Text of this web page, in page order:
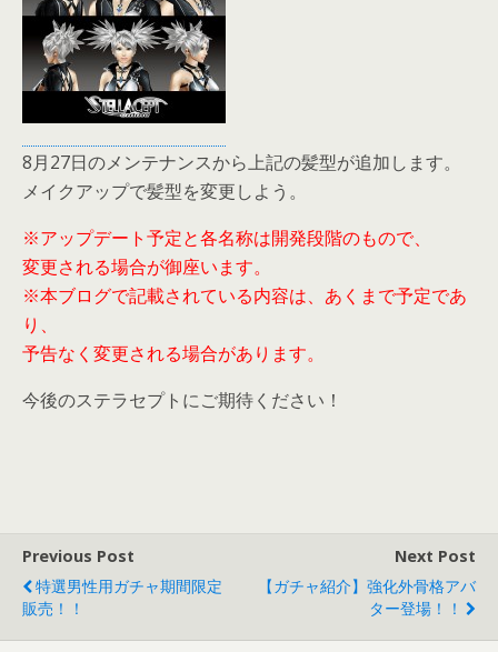
8月27日のメンテナンスから上記の髪型が追加します。
メイクアップで髪型を変更しよう。
※アップデート予定と各名称は開発段階のもので、
変更される場合が御座います。
※本ブログで記載されている内容は、あくまで予定であ
り、
予告なく変更される場合があります。
今後のステラセプトにご期待ください！
Previous Post
特選男性用ガチャ期間限定
販売！！
Next Post
【ガチャ紹介】強化外骨格アバ
ター登場！！